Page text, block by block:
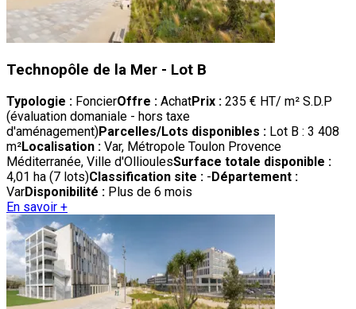
Technopôle de la Mer - Lot B
Typologie : FoncierOffre : AchatPrix : 235 € HT/ m² S.D.P
(évaluation domaniale - hors taxe
d'aménagement)Parcelles/Lots disponibles : Lot B : 3 408
m²Localisation : Var, Métropole Toulon Provence
Méditerranée, Ville d'OllioulesSurface totale disponible :
4,01 ha (7 lots)Classification site : -Département :
VarDisponibilité : Plus de 6 mois
En savoir +